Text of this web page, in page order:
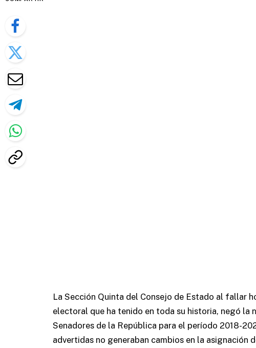
La Sección Quinta del Consejo de Estado al fallar
electoral que ha tenido en toda su historia, negó la
Senadores de la República para el período 2018-
advertidas no generaban cambios en la asignación